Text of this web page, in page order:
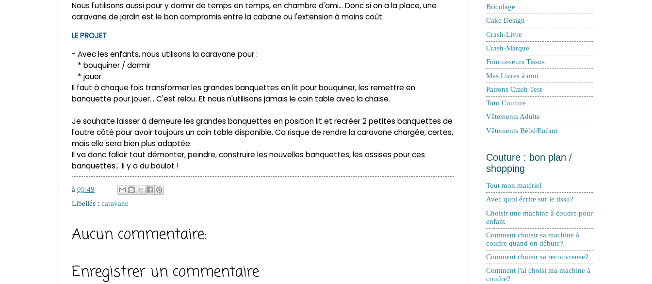
Nous l'utilisons aussi pour y dormir de temps en temps, en chambre d'ami... Donc si on a la place, une
caravane de jardin est le bon compromis entre la cabane ou l'extension à moins coût.
LE PROJET
- Avec les enfants, nous utilisons la caravane pour :
* bouquiner / dormir
* jouer
Il faut à chaque fois transformer les grandes banquettes en lit pour bouquiner, les remettre en
banquette pour jouer... C'est relou. Et nous n'utilisons jamais le coin table avec la chaise.
Je souhaite laisser à demeure les grandes banquettes en position lit et recréer 2 petites banquettes de
l'autre côté pour avoir toujours un coin table disponible. Ca risque de rendre la caravane chargée, certes,
mais elle sera bien plus adaptée.
Il va donc falloir tout démonter, peindre, construire les nouvelles banquettes, les assises pour ces
banquettes... Il y a du boulot !
à 05:49
Libellés : caravane
Aucun commentaire:
Enregistrer un commentaire
Bricolage
Cake Design
Crash-Livre
Crash-Marque
Fournisseurs Tissus
Mes Livres à moi
Patrons Crash Test
Tuto Couture
Vêtements Adulte
Vêtements Bébé/Enfant
Couture : bon plan /
shopping
Tout mon matériel
Avec quoi écrire sur le tissu?
Choisir une machine à coudre pour
enfant
Comment choisir sa machine à
coudre quand on débute?
Comment choisir sa recouvreuse?
Comment j'ai choisi ma machine à
coudre?